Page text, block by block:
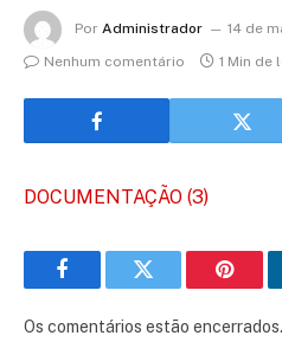
Por Administrador
14 de
Nenhum comentário
1 Min de
DOCUMENTAÇÃO (3)
FacebookTwitter
Os comentários estão encerrados.